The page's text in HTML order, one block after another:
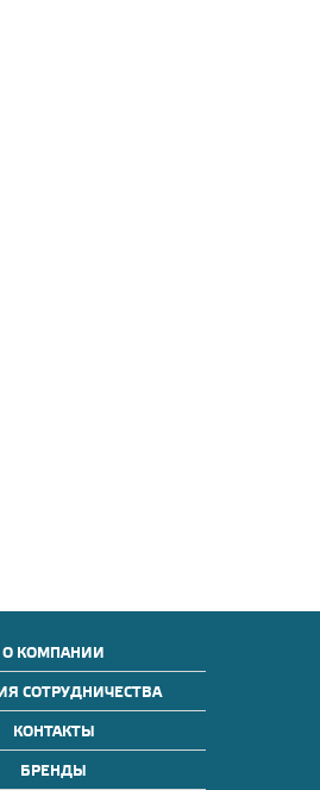
О КОМПАНИИ
СОТРУДНИЧЕСТВА
КОНТАКТЫ
БРЕНДЫ